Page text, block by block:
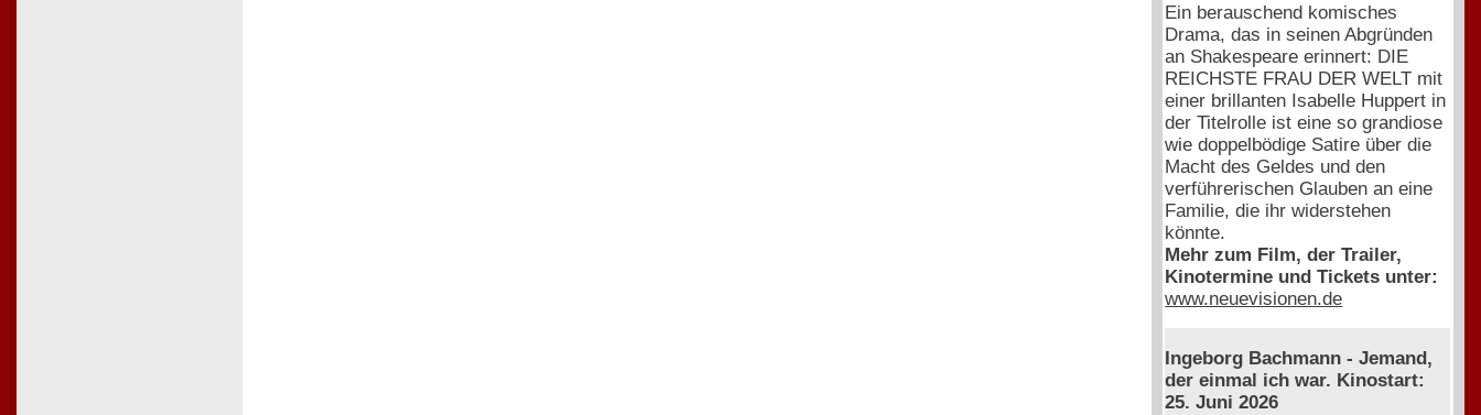
Ein berauschend komisches
Drama, das in seinen Abgründen
an Shakespeare erinnert: DIE
REICHSTE FRAU DER WELT mit
einer brillanten Isabelle Huppert in
der Titelrolle ist eine so grandiose
wie doppelbödige Satire über die
Macht des Geldes und den
verführerischen Glauben an eine
Familie, die ihr widerstehen
könnte.
Mehr zum Film, der Trailer,
Kinotermine und Tickets unter:
www.neuevisionen.de
Ingeborg Bachmann - Jemand,
der einmal ich war. Kinostart:
25. Juni 2026